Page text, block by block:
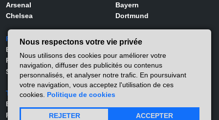
Arsenal
Chelsea
Bayern
Dortmund
Portugal
Benfica
Porto
Sporting
Turquie
Besiktas
Fernerbahçe
Joueurs
Lamine Yamal
Rodrygo
Vinicius Jr
Matthis Abline
Nous respectons votre vie privée
Nous utilisons des cookies pour améliorer votre
navigation, diffuser des publicités ou contenus
personnalisés, et analyser notre trafic. En poursuivant
votre navigation, vous acceptez l'utilisation de ces
cookies. Politique de cookies
REJETER ACCEPTER